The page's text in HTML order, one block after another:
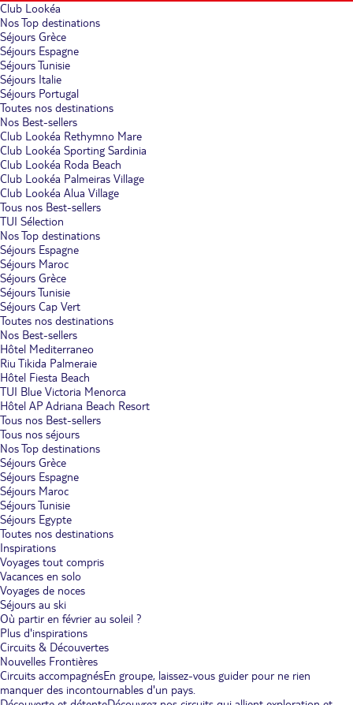
Club Lookéa
Nos Top destinations
Séjours Grèce
Séjours Espagne
Séjours Tunisie
Séjours Italie
Séjours Portugal
Toutes nos destinations
Nos Best-sellers
Club Lookéa Rethymno Mare
Club Lookéa Sporting Sardinia
Club Lookéa Roda Beach
Club Lookéa Palmeiras Village
Club Lookéa Alua Village
Tous nos Best-sellers
TUI Sélection
Nos Top destinations
Séjours Espagne
Séjours Maroc
Séjours Grèce
Séjours Tunisie
Séjours Cap Vert
Toutes nos destinations
Nos Best-sellers
Hôtel Mediterraneo
Riu Tikida Palmeraie
Hôtel Fiesta Beach
TUI Blue Victoria Menorca
Hôtel AP Adriana Beach Resort
Tous nos Best-sellers
Tous nos séjours
Nos Top destinations
Séjours Grèce
Séjours Espagne
Séjours Maroc
Séjours Tunisie
Séjours Egypte
Toutes nos destinations
Inspirations
Voyages tout compris
Vacances en solo
Voyages de noces
Séjours au ski
Où partir en février au soleil ?
Plus d'inspirations
Circuits & Découvertes
Nouvelles Frontières
Circuits accompagnésEn groupe, laissez-vous guider pour ne rien
manquer des incontournables d'un pays.